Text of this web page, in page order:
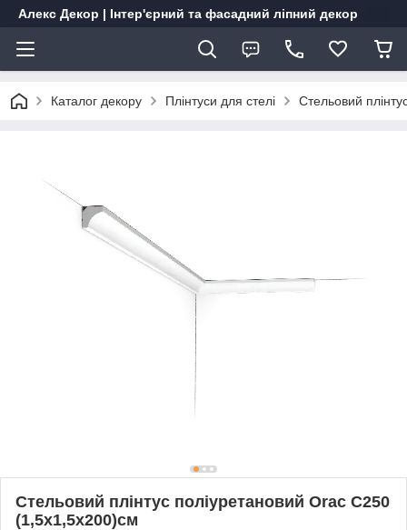
Алекс Декор | Інтер'єрний та фасадний ліпний декор
Каталог декору Плінтуси для стелі Стельовий
Стельовий плінтус поліуретановий Orac C250
(1,5х1,5х200)см